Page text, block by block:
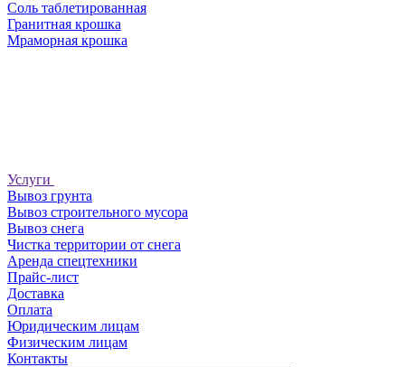
Соль таблетированная
Гранитная крошка
Мраморная крошка
Услуги
Вывоз грунта
Вывоз строительного мусора
Вывоз снега
Чистка территории от снега
Аренда спецтехники
Прайс-лист
Доставка
Оплата
Юридическим лицам
Физическим лицам
Контакты